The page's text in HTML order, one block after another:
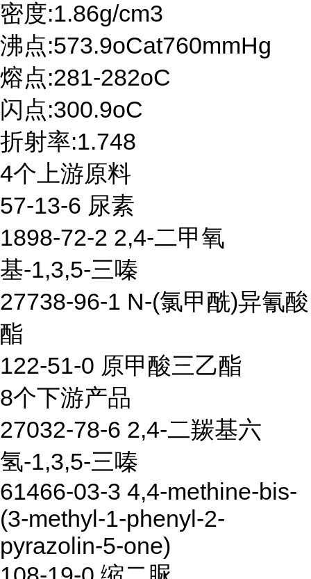
密度:1.86g/cm3
沸点:573.9oCat760mmHg
熔点:281-282oC
闪点:300.9oC
折射率:1.748
4个上游原料
57-13-6 尿素
1898-72-2 2,4-二甲氧
基-1,3,5-三嗪
27738-96-1 N-(氯甲酰)异氰酸
酯
122-51-0 原甲酸三乙酯
8个下游产品
27032-78-6 2,4-二羰基六
氢-1,3,5-三嗪
61466-03-3 4,4-methine-bis-
(3-methyl-1-phenyl-2-
pyrazolin-5-one)